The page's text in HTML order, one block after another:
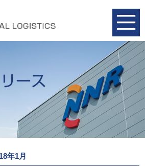
年1月